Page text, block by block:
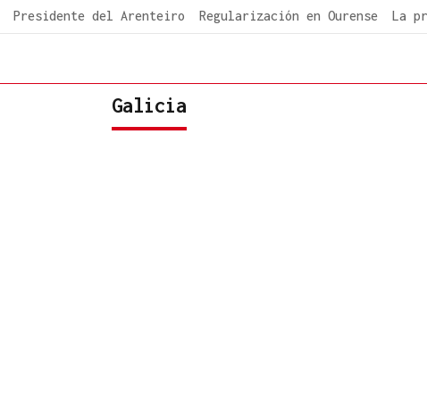
Presidente del Arenteiro Regularización en Ourense La
Galicia